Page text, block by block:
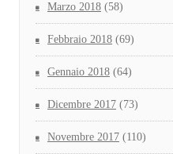
Marzo 2018 (58)
Febbraio 2018 (69)
Gennaio 2018 (64)
Dicembre 2017 (73)
Novembre 2017 (110)